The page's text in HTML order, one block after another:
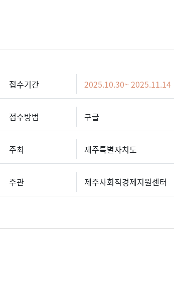
접수기간 2025.10.30~ 2025.11.14
접수방법 구글
주최 제주특별자치도
주관 제주사회적경제지원센터